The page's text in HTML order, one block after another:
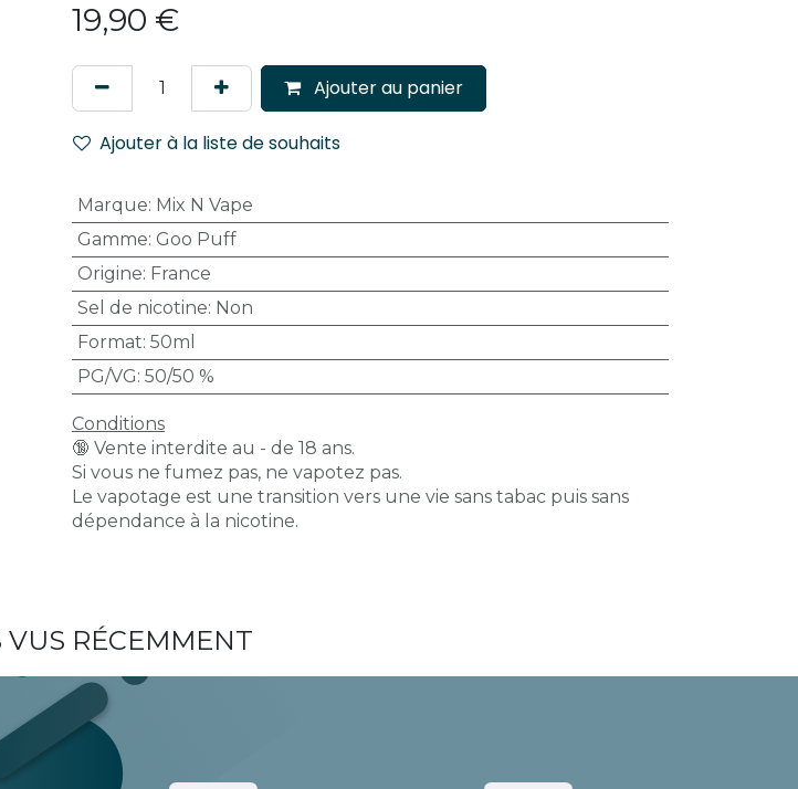
19,90 €
Ajouter au panier
Ajouter à la liste de souhaits
Marque: Mix N Vape
Gamme: Goo Puff
Origine: France
Sel de nicotine: Non
Format: 50ml
PG/VG: 50/50 %
Conditions
🔞 Vente interdite au - de 18 ans.
Si vous ne fumez pas, ne vapotez pas.
Le vapotage est une transition vers une vie sans tabac puis sans
dépendance à la nicotine.
VUS RÉCEMMENT